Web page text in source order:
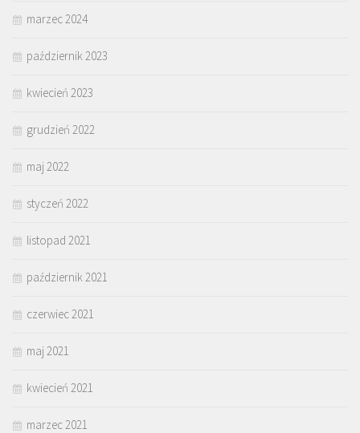
marzec 2024
październik 2023
kwiecień 2023
grudzień 2022
maj 2022
styczeń 2022
listopad 2021
październik 2021
czerwiec 2021
maj 2021
kwiecień 2021
marzec 2021